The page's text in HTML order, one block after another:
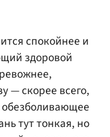
спокойнее и
здоровой
— скорее всего,
тут тонкая, но